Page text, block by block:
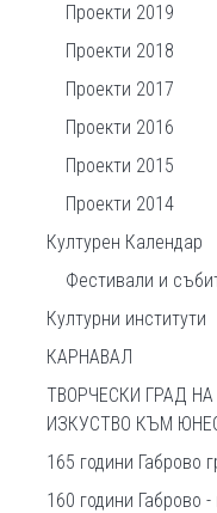
Проекти 2019
Проекти 2018
Проекти 2017
Проекти 2016
Проекти 2015
Проекти 2014
Културен Календар
Фестивали и
Културни институти
КАРНАВАЛ
ТВОРЧЕСКИ ГРАД
ИЗКУСТВО КЪМ
165 години Габрово
160 години Габрово -